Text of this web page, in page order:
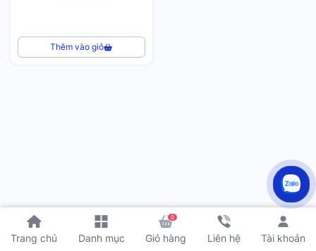
Trang chủ Danh mục
0
Giỏ hàng Liên hệ Tài khoản
Thêm vào giỏ